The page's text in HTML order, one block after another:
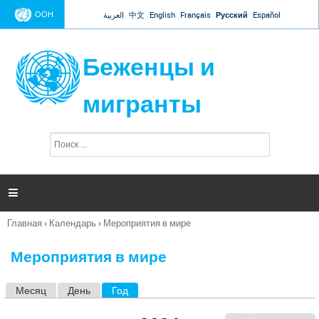
Jump to navigation
ООН العربية 中文 English Français Русский Español
Беженцы и
мигранты
п
и

Вы
Главная › Календарь › Мероприятия в мире
Мероприятия в мире
Месяц День Год